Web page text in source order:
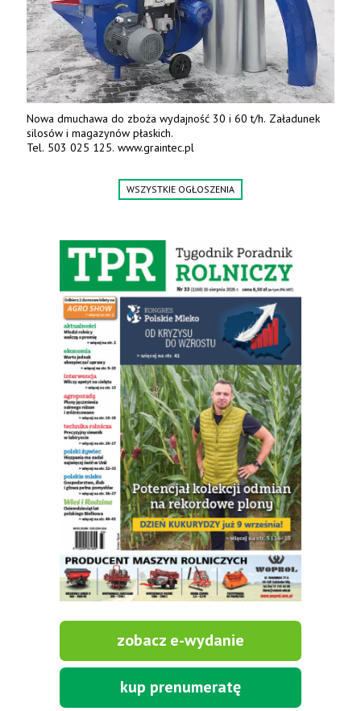
Nowa dmuchawa do zboża wydajność 30 i 60 t/h. Załadunek
silosów i magazynów płaskich.
Tel. 503 025 125. www.graintec.pl
WSZYSTKIE OGŁOSZENIA
zobacz e-wydanie
kup prenumeratę